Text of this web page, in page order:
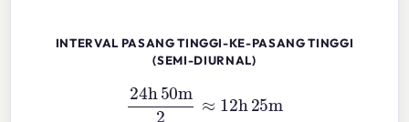
INTERVAL PASANG TINGGI-KE-PASANG TINGGI
(SEMI-DIURNAL)
24h 50m